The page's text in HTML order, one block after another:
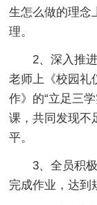
生怎么做的理念
理。
2、深入推进“
老师上《校园礼
作》的“立足三
课，共同发现不
平。
3、全员积极
完成作业，达到